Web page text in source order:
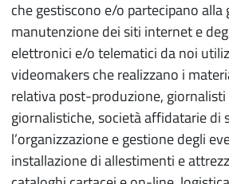
che gestiscono e/o partecipano alla
manutenzione dei siti internet e
elettronici e/o telematici da noi
videomakers che realizzano i
relativa post-produzione,
giornalistiche, società affidatarie di
l’organizzazione e gestione degli
installazione di allestimenti e